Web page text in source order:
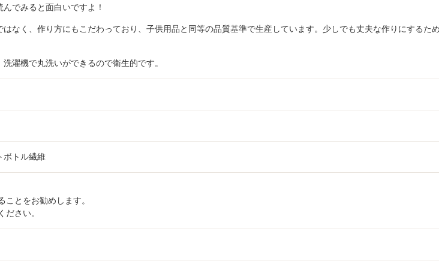
でみると面白いですよ！
なく、作り方にもこだわっており、子供用品と同等の品質基準で生産しています。少しでも丈夫な作りにするた
濯機で丸洗いができるので衛生的です。
ボトル繊維
ことをお勧めします。
ださい。